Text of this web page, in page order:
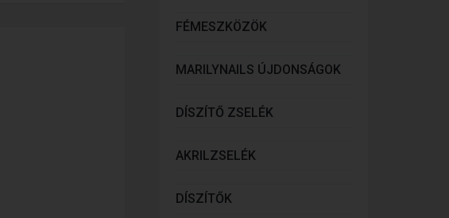
FÉMESZKÖZÖK
MARILYNAILS ÚJDONSÁGOK
DÍSZÍTŐ ZSELÉK
AKRILZSELÉK
DÍSZÍTŐK